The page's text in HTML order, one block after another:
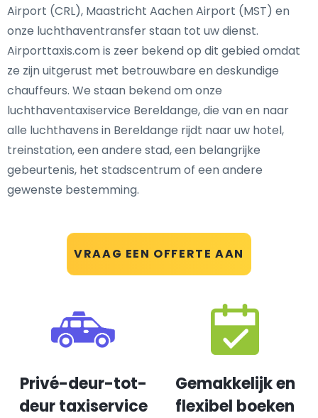
VRAAG EEN OFFERTE AAN
Airport (CRL), Maastricht Aachen Airport (MST) en
onze luchthaventransfer staan tot uw dienst.
Airporttaxis.com is zeer bekend op dit gebied omdat
ze zijn uitgerust met betrouwbare en deskundige
chauffeurs. We staan bekend om onze
luchthaventaxiservice Bereldange, die van en naar
alle luchthavens in Bereldange rijdt naar uw hotel,
treinstation, een andere stad, een belangrijke
gebeurtenis, het stadscentrum of een andere
gewenste bestemming.
Privé-deur-tot-
deur taxiservice
Gemakkelijk en
flexibel boeken